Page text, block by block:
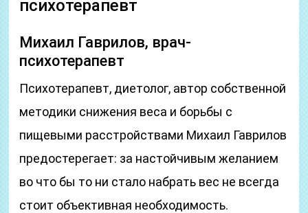
психотерапевт
Михаил Гаврилов, врач-
психотерапевт
Психотерапевт, диетолог, автор собственной
методики снижения веса и борьбы с
пищевыми расстройствами Михаил Гаврилов
предостерегает: за настойчивым желанием
во что бы то ни стало набрать вес не всегда
стоит объективная необходимость.